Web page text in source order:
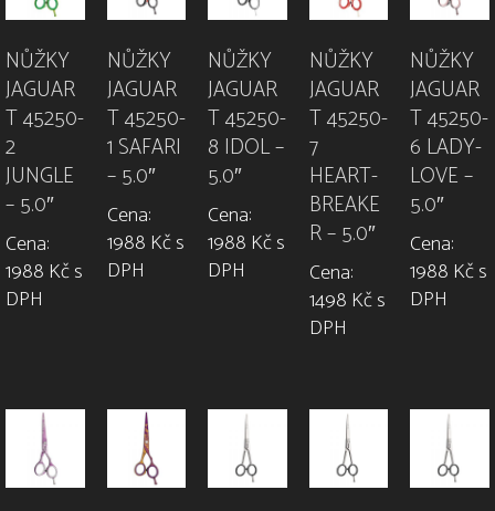
NŮŽKY
JAGUAR
T 45250-
2
JUNGLE
– 5.0″
Cena:
1988 Kč s
DPH
NŮŽKY
JAGUAR
T 45250-
1 SAFARI
– 5.0″
Cena:
1988 Kč s
DPH
NŮŽKY
JAGUAR
T 45250-
8 IDOL –
5.0″
Cena:
1988 Kč s
DPH
NŮŽKY
JAGUAR
T 45250-
7
HEART-
BREAKE
R – 5.0″
Cena:
1498 Kč s
DPH
NŮŽKY
JAGUAR
T 45250-
6 LADY-
LOVE –
5.0″
Cena:
1988 Kč s
DPH